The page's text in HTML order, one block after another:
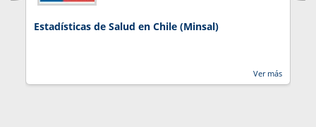
Estadísticas de Salud en Chile (Minsal)
Ver más